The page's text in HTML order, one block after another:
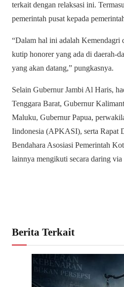
terkait dengan relaksasi ini.
pemerintah pusat kepada
“Dalam hal ini adalah Kemendagri
kutip honorer yang ada di daerah-
yang akan datang,” pungkasnya.
Selain Gubernur Jambi Al Haris,
Tenggara Barat, Gubernur
Maluku, Gubernur Papua,
Iindonesia (APKASI), serta Rapat
Bendahara Asosiasi Pemerintah
lainnya mengikuti secara daring
Berita Terkait